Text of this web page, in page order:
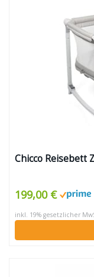
Chicco Reisebett
199,00 €
inkl. 19% gesetzlicher